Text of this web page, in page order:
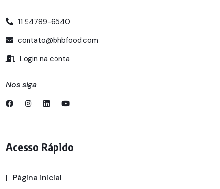
11 94789-6540
contato@bhbfood.com
Login na conta
Nos siga
Acesso Rápido
Página inicial